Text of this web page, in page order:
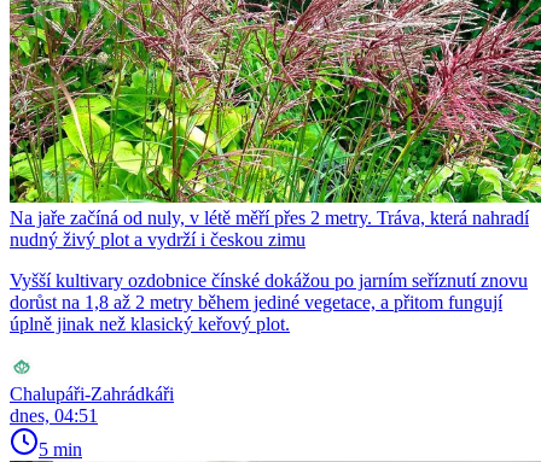
Na jaře začíná od nuly, v létě měří přes 2 metry. Tráva, která nahradí
nudný živý plot a vydrží i českou zimu
Vyšší kultivary ozdobnice čínské dokážou po jarním seříznutí znovu
dorůst na 1,8 až 2 metry během jediné vegetace, a přitom fungují
úplně jinak než klasický keřový plot.
Chalupáři-Zahrádkáři
dnes, 04:51
5 min